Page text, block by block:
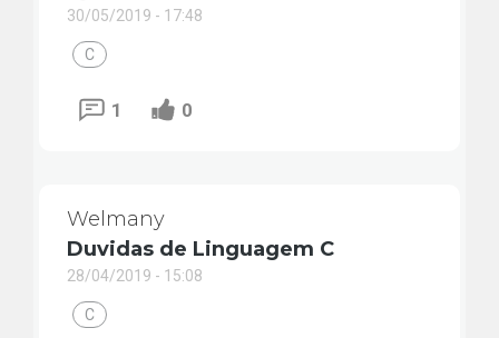
30/05/2019 - 17:48
C
1 0
Welmany
Duvidas de Linguagem C
28/04/2019 - 15:08
C